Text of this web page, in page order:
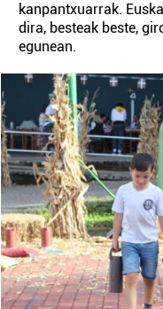
kanpantxuarrak.
dira, besteak beste,
egunean.